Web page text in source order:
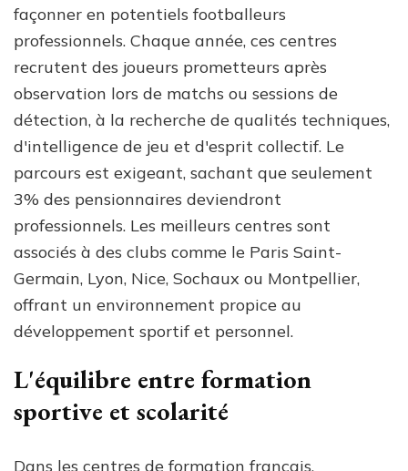
façonner en potentiels footballeurs
professionnels. Chaque année, ces centres
recrutent des joueurs prometteurs après
observation lors de matchs ou sessions de
détection, à la recherche de qualités techniques,
d'intelligence de jeu et d'esprit collectif. Le
parcours est exigeant, sachant que seulement
3% des pensionnaires deviendront
professionnels. Les meilleurs centres sont
associés à des clubs comme le Paris Saint-
Germain, Lyon, Nice, Sochaux ou Montpellier,
offrant un environnement propice au
développement sportif et personnel.
L'équilibre entre formation
sportive et scolarité
Dans les centres de formation français,